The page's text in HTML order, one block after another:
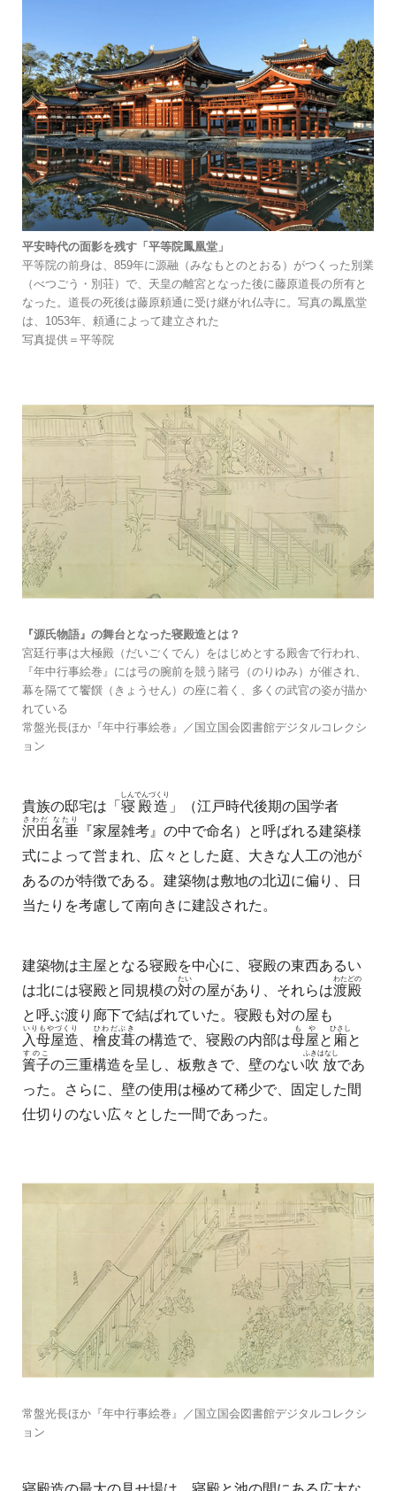
平安時代の面影を残す「平等院鳳凰堂」
平等院の前身は、859年に源融（みなもとのとおる）がつくった別業
（べつごう・別荘）で、天皇の離宮となった後に藤原道長の所有と
なった。道長の死後は藤原頼通に受け継がれ仏寺に。写真の鳳凰堂
は、1053年、頼通によって建立された
写真提供＝平等院
『源氏物語』の舞台となった寝殿造とは？
宮廷行事は大極殿（だいごくでん）をはじめとする殿舎で行われ、
『年中行事絵巻』には弓の腕前を競う賭弓（のりゆみ）が催され、
幕を隔てて饗饌（きょうせん）の座に着く、多くの武官の姿が描か
れている
常盤光長ほか『年中行事絵巻』／国立国会図書館デジタルコレクシ
ョン
貴族の邸宅は「 寝殿造
しんでんづくり
」（江戸時代後期の国学者
沢田名垂
さわだ なたり
『家屋雑考』の中で命名）と呼ばれる建築様
式によって営まれ、広々とした庭、大きな人工の池が
あるのが特徴である。建築物は敷地の北辺に偏り、日
当たりを考慮して南向きに建設された。
建築物は主屋となる寝殿を中心に、寝殿の東西あるい
は北には寝殿と同規模の対
たい
の屋があり、それらは渡殿
わたどの
と呼ぶ渡り廊下で結ばれていた。寝殿も対の屋も
入母屋造
いりもやづくり
檜皮葺
ひわだぶき
の構造で、寝殿の内部は母屋
もや
と 廂
ひさし
と
簀子
すのこ
の三重構造を呈し、板敷きで、壁のない吹放
ふきはなし
であ
った。さらに、壁の使用は極めて稀少で、固定した間
仕切りのない広々とした一間であった。
常盤光長ほか『年中行事絵巻』／国立国会図書館デジタルコレクシ
ョン